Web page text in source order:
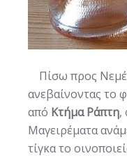
Πίσω προς
ανεβαίνοντας το
από Κτήμα Ράπτη,
Μαγειρέματα
τίγκα το